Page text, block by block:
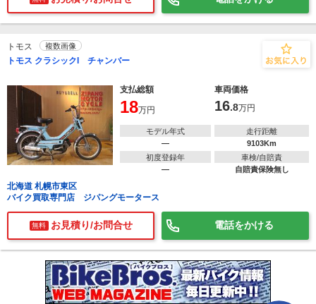
トモス 複数画像
トモス クラシックI チャンバー
支払総額 車両価格
18万円 16.8万円
モデル年式
―
走行距離
9103Km
初度登録年
―
車検/自賠責
自賠責保険無し
北海道 札幌市東区
バイク買取専門店 ジパングモータース
無料 お見積り/お問合せ 電話をかける
車種選択するだけ、かんたん相場検索
まずはメーカーを選択する
型式(任意)
走行距離(任意)